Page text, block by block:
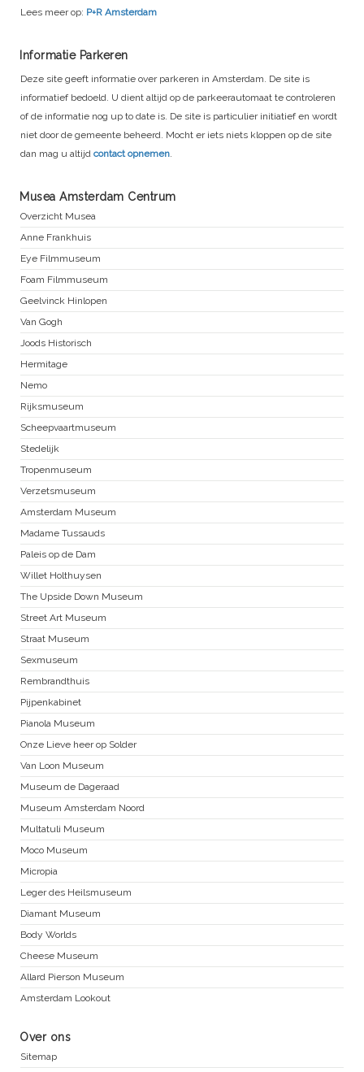
Lees meer op: P+R Amsterdam
Informatie Parkeren
Deze site geeft informatie over parkeren in Amsterdam. De site is
informatief bedoeld. U dient altijd op de parkeerautomaat te controleren
of de informatie nog up to date is. De site is particulier initiatief en wordt
niet door de gemeente beheerd. Mocht er iets niets kloppen op de site
dan mag u altijd contact opnemen
Musea Amsterdam Centrum
Overzicht Musea
Anne Frankhuis
Eye Filmmuseum
Foam Filmmuseum
Geelvinck Hinlopen
Van Gogh
Joods Historisch
Hermitage
Nemo
Rijksmuseum
Scheepvaartmuseum
Stedelijk
Tropenmuseum
Verzetsmuseum
Amsterdam Museum
Madame Tussauds
Paleis op de Dam
Willet Holthuysen
The Upside Down Museum
Street Art Museum
Straat Museum
Sexmuseum
Rembrandthuis
Pijpenkabinet
Pianola Museum
Onze Lieve heer op Solder
Van Loon Museum
Museum de Dageraad
Museum Amsterdam Noord
Multatuli Museum
Moco Museum
Micropia
Leger des Heilsmuseum
Diamant Museum
Body Worlds
Cheese Museum
Allard Pierson Museum
Amsterdam Lookout
Over ons
Sitemap